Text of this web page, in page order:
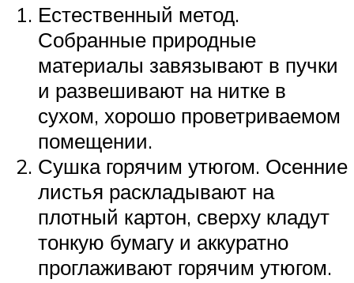
Естественный метод.
Собранные природные
материалы завязывают в пучки
и развешивают на нитке в
сухом, хорошо проветриваемом
помещении.
Сушка горячим утюгом. Осенние
листья раскладывают на
плотный картон, сверху кладут
тонкую бумагу и аккуратно
проглаживают горячим утюгом.